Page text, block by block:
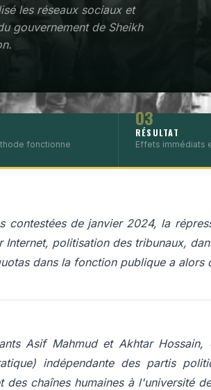
les réseaux sociaux et
gouvernement de Sheikh
fonctionne
03
RÉSULTAT
Effets immédiats
contestées de janvier 2024, la
Internet, politisation des tribunaux,
dans la fonction publique a alors
Asif Mahmud et Akhtar
indépendante des partis
des chaînes humaines à l'université